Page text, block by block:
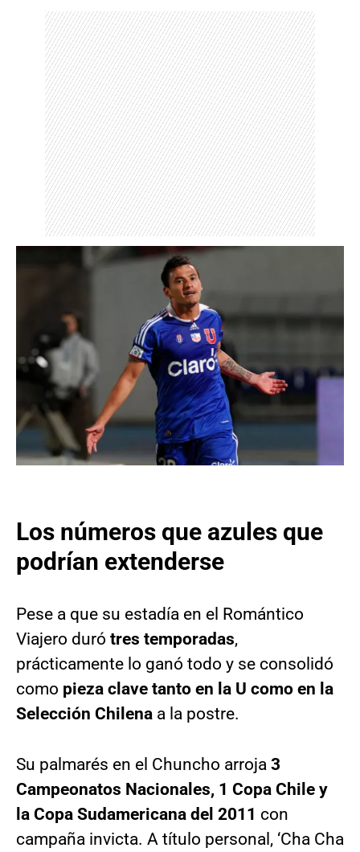
Los números que azules que
podrían extenderse
Pese a que su estadía en el Romántico
Viajero duró tres temporadas,
prácticamente lo ganó todo y se consolidó
como pieza clave tanto en la U como en la
Selección Chilena a la postre.
Su palmarés en el Chuncho arroja 3
Campeonatos Nacionales, 1 Copa Chile y
la Copa Sudamericana del 2011 con
campaña invicta. A título personal, ‘Cha Cha